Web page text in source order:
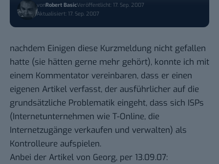
vonRobert BasicVeröffentlicht: 17. Sep. 2007
Aktualisiert: 17. Sep. 2007
nachdem Einigen diese Kurzmeldung nicht gefallen
hatte (sie hätten gerne mehr gehört), konnte ich mit
einem Kommentator vereinbaren, dass er einen
eigenen Artikel verfasst, der ausführlicher auf die
grundsätzliche Problematik eingeht, dass sich ISPs
(Internetunternehmen wie T-Online, die
Internetzugänge verkaufen und verwalten) als
Kontrolleure aufspielen.
Anbei der Artikel von Georg, per 13.09.07: